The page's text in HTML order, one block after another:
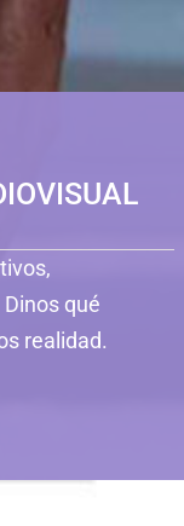
qué
realidad.